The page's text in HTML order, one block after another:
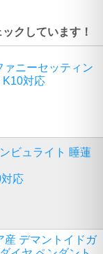
クしています！
ァニーセッティン
対応
ビュライト 睡蓮
対応
産 デマントイドガ